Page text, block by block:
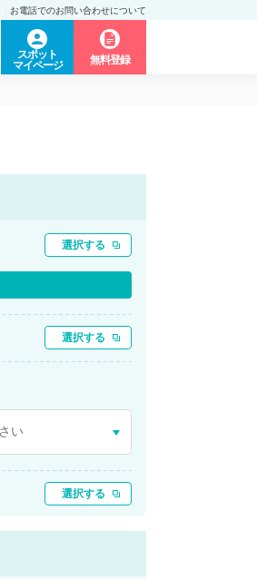
お電話でのお問い合わせについて
スポット
マイページ
無料登録
選択する
選択する
選択する